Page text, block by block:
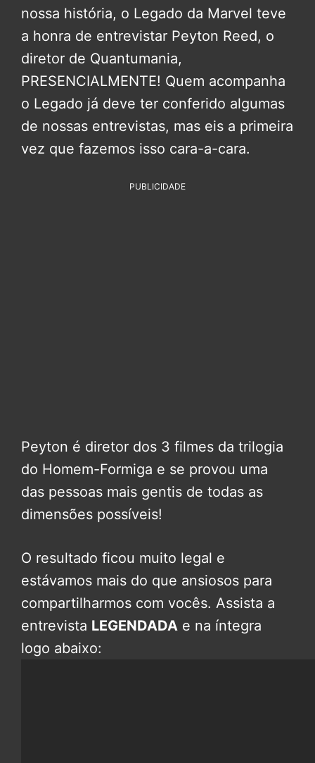
nossa história, o Legado da Marvel teve
a honra de entrevistar Peyton Reed, o
diretor de Quantumania,
PRESENCIALMENTE! Quem acompanha
o Legado já deve ter conferido algumas
de nossas entrevistas, mas eis a primeira
vez que fazemos isso cara-a-cara.
PUBLICIDADE
Peyton é diretor dos 3 filmes da trilogia
do Homem-Formiga e se provou uma
das pessoas mais gentis de todas as
dimensões possíveis!
O resultado ficou muito legal e
estávamos mais do que ansiosos para
compartilharmos com vocês. Assista a
entrevista LEGENDADA e na íntegra
logo abaixo: